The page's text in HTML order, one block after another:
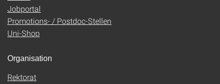
Jobportal
Promotions- / Postdoc-Stellen
Uni-Shop
Organisation
Rektorat